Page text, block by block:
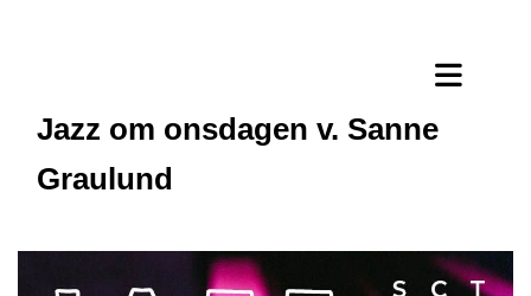
Jazz om onsdagen v. Sanne
Graulund